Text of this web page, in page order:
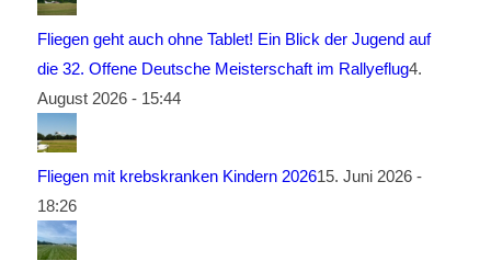
Fliegen geht auch ohne Tablet! Ein Blick der Jugend auf
die 32. Offene Deutsche Meisterschaft im Rallyeflug4.
August 2026 - 15:44
Fliegen mit krebskranken Kindern 202615. Juni 2026 -
18:26